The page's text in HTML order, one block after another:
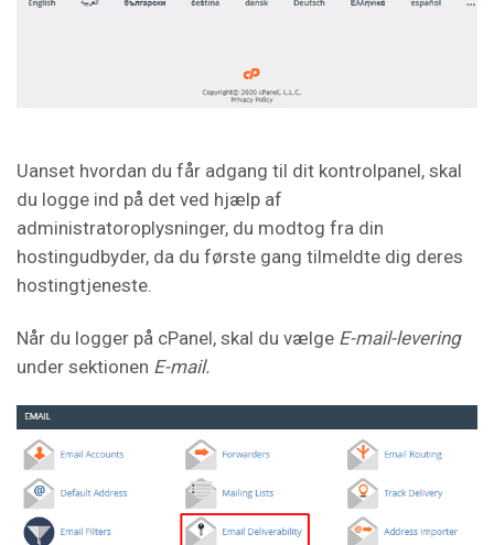
Uanset hvordan du får adgang til dit kontrolpanel, skal
du logge ind på det ved hjælp af
administratoroplysninger, du modtog fra din
hostingudbyder, da du første gang tilmeldte dig deres
hostingtjeneste.
Når du logger på cPanel, skal du vælge E-mail-levering
under sektionen E-mail.